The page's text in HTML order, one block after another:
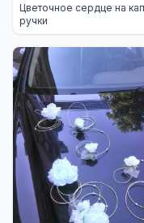
Цветочное сердце на
ручки